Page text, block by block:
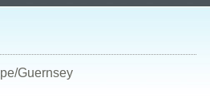
Guernsey